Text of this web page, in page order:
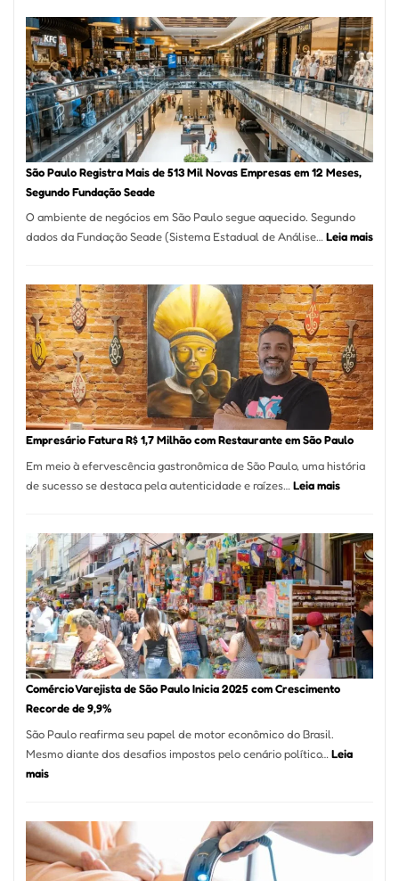
na
Vila
Formosa
–
Kabuk
Esfihas
São Paulo Registra Mais de 513 Mil Novas Empresas em 12 Meses,
Segundo Fundação Seade
O ambiente de negócios em São Paulo segue aquecido. Segundo
dados da Fundação Seade (Sistema Estadual de Análise… Leia mais:
de
513
Mil
em
Empresário Fatura R$ 1,7 Milhão com Restaurante em São Paulo
Em meio à efervescência gastronômica de São Paulo, uma história
de sucesso se destaca pela autenticidade e raízes… Leia mais:
R$
Milhão
com
em
São
Paulo
Comércio Varejista de São Paulo Inicia 2025 com Crescimento
Recorde de 9,9%
São Paulo reafirma seu papel de motor econômico do Brasil.
Mesmo diante dos desafios impostos pelo cenário político… Leia
mais:
de
São
Paulo